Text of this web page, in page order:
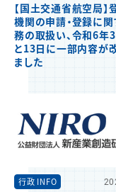
【国土交通省航空局】
機関の申請・登録に
務の取扱い、令和6年
と13日に一部内容が
ました
行政 INFO